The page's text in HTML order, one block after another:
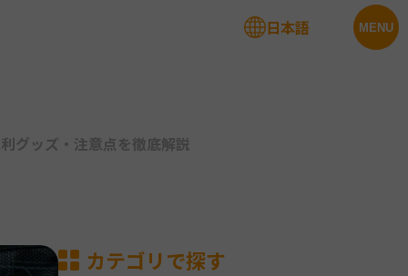
MENU
日本語
グッズ・注意点を徹底解説
カテゴリで探す